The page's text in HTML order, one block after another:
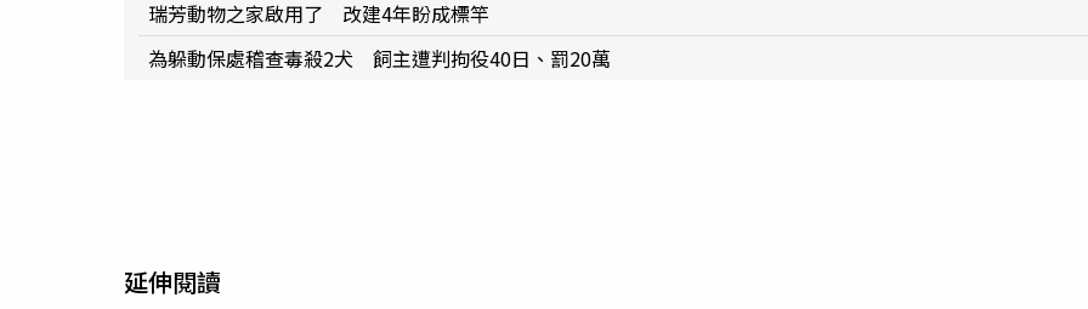
瑞芳動物之家啟用了 改建4年盼成標竿
為躲動保處稽查毒殺2犬 飼主遭判拘役40日、罰20萬
延伸閱讀